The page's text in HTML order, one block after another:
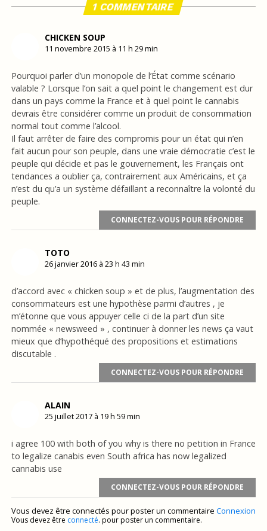
1 COMMENTAIRE
CHICKEN SOUP
11 novembre 2015 à 11 h 29 min
Pourquoi parler d’un monopole de l’État comme scénario
valable ? Lorsque l’on sait a quel point le changement est dur
dans un pays comme la France et à quel point le cannabis
devrais être considérer comme un produit de consommation
normal tout comme l’alcool.
Il faut arrêter de faire des compromis pour un état qui n’en
fait aucun pour son peuple, dans une vraie démocratie c’est le
peuple qui décide et pas le gouvernement, les Français ont
tendances a oublier ça, contrairement aux Américains, et ça
n’est du qu’a un système défaillant a reconnaître la volonté du
peuple.
CONNECTEZ-VOUS POUR RÉPONDRE
TOTO
26 janvier 2016 à 23 h 43 min
d’accord avec « chicken soup » et de plus, l’augmentation des
consommateurs est une hypothèse parmi d’autres , je
m’étonne que vous appuyer celle ci de la part d’un site
nommée « newsweed » , continuer à donner les news ça vaut
mieux que d’hypothéqué des propositions et estimations
discutable .
CONNECTEZ-VOUS POUR RÉPONDRE
ALAIN
25 juillet 2017 à 19 h 59 min
i agree 100 with both of you why is there no petition in France
to legalize canabis even South africa has now legalized
cannabis use
CONNECTEZ-VOUS POUR RÉPONDRE
Vous devez être connectés pour poster un commentaire Connexion
Vous devez être connecté. pour poster un commentaire.